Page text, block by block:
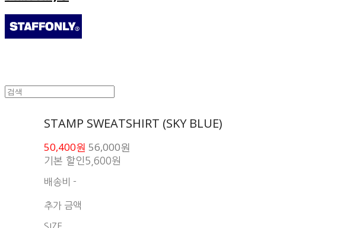
STAMP SWEATSHIRT (SKY BLUE)
50,400원56,000원
기본 할인5,600원
배송비 -
추가 금액